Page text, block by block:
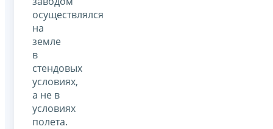
осуществлялся
на
земле
в
стендовых
условиях,
а не в
условиях
полета.